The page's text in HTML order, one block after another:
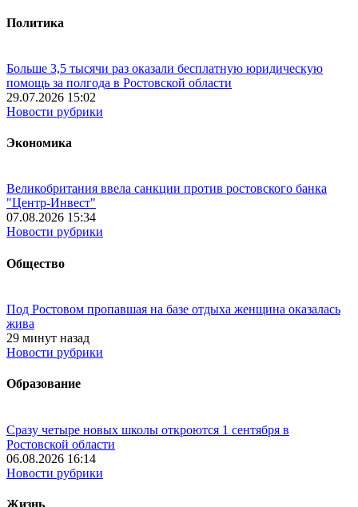
Политика
Больше 3,5 тысячи раз оказали бесплатную юридическую
помощь за полгода в Ростовской области
29.07.2026 15:02
Новости рубрики
Экономика
Великобритания ввела санкции против ростовского банка
"Центр-Инвест"
07.08.2026 15:34
Новости рубрики
Общество
Под Ростовом пропавшая на базе отдыха женщина оказалась
жива
29 минут назад
Новости рубрики
Образование
Сразу четыре новых школы откроются 1 сентября в
Ростовской области
06.08.2026 16:14
Новости рубрики
Жизнь